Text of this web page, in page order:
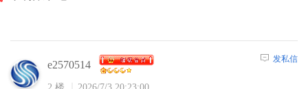
e2570514 发私信